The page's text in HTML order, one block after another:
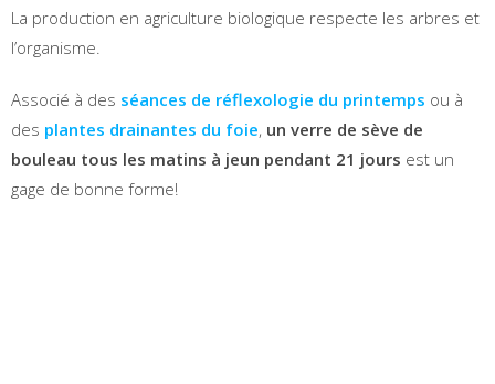
La production en agriculture biologique respecte les arbres et
l’organisme.
Associé à des séances de réflexologie du printemps ou à
des plantes drainantes du foie, un verre de sève de
bouleau tous les matins à jeun pendant 21 jours est un
gage de bonne forme!